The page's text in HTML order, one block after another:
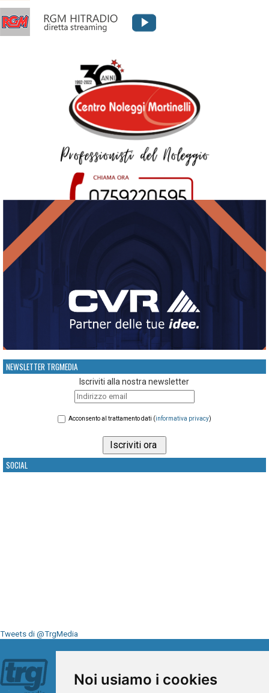
Noi usiamo i cookies
NEWSLETTER TRGMEDIA
Iscriviti alla nostra newsletter
Acconsento al trattamento dati (informativa privacy)
SOCIAL
Tweets di @TrgMedia